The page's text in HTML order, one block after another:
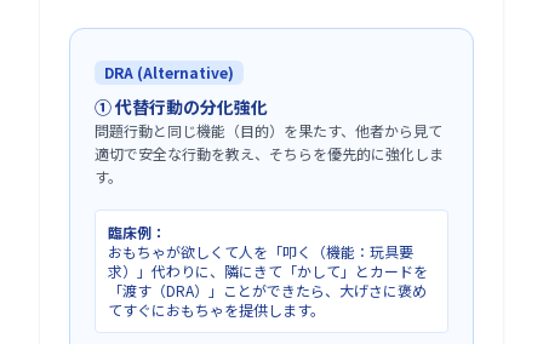
DRA (Alternative)
① 代替行動の分化強化
問題行動と同じ機能（目的）を果たす、他者から見て
適切で安全な行動を教え、そちらを優先的に強化しま
す。
臨床例：
おもちゃが欲しくて人を「叩く（機能：玩具要
求）」代わりに、隣にきて「かして」とカードを
「渡す（DRA）」ことができたら、大げさに褒め
てすぐにおもちゃを提供します。